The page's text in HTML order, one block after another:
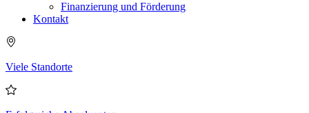
Finanzierung und Förderung
Kontakt
Viele Standorte